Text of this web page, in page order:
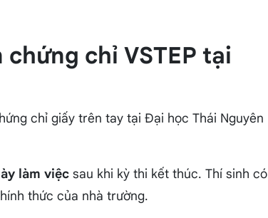
chỉ VSTEP tại
chỉ giấy trên tay tại Đại học Thái Nguyên
làm việcsau khi kỳ thi kết thúc. Thí sinh có
thức của nhà trường.